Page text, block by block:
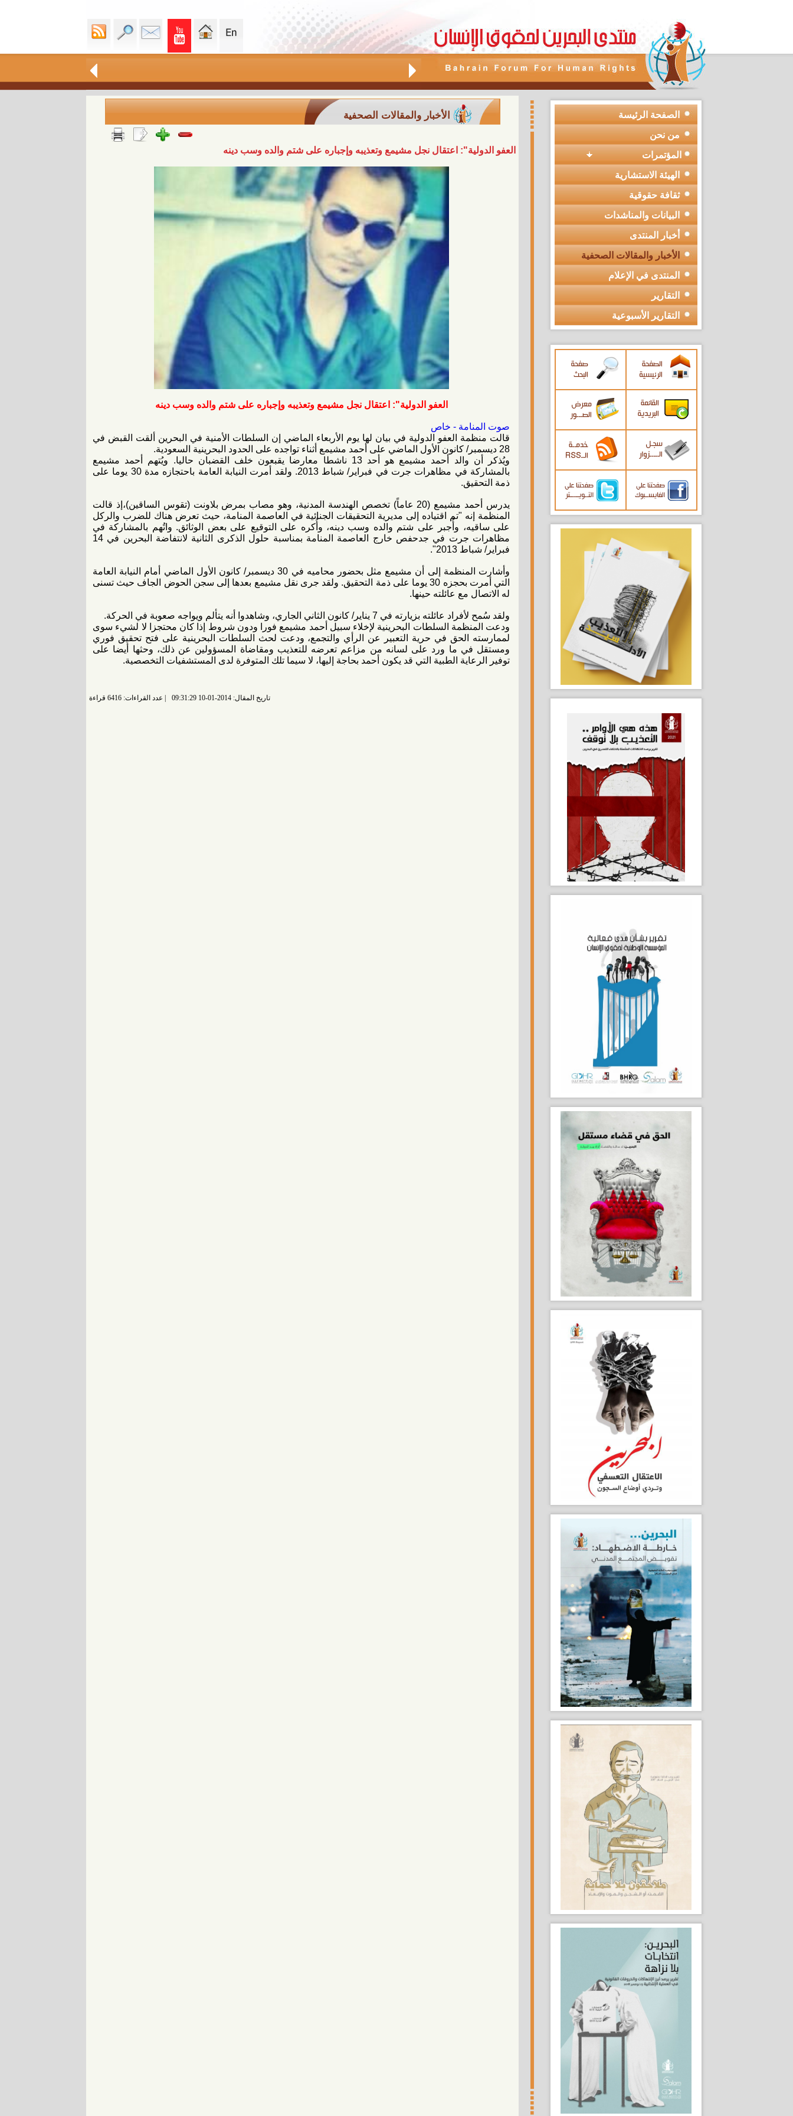
الأخبار والمقالات الصحفية
العفو الدولية": اعتقال نجل مشيمع وتعذيبه وإجباره على شتم والده وسب دينه
العفو الدولية": اعتقال نجل مشيمع وتعذيبه وإجباره على شتم والده وسب دينه
صوت المنامة - خاص
قالت منظمة العفو الدولية في بيان لها يوم الأربعاء الماضي إن السلطات الأمنية في البحرين ألقت القبض في
28 ديسمبر/ كانون الأول الماضي على أحمد مشيمع أثناء تواجده على الحدود البحرينية السعودية.
ويُذكر أن والد أحمد مشيمع هو أحد 13 ناشطا معارضا يقبعون خلف القضبان حاليا. ويُتهم أحمد مشيمع
بالمشاركة في مظاهرات جرت في فبراير/ شباط 2013. ولقد أمرت النيابة العامة باحتجازه مدة 30 يوما على
ذمة التحقيق.
يدرس أحمد مشيمع (20 عاماً) تخصص الهندسة المدنية، وهو مصاب بمرض بلاونت (تقوس الساقين)،إذ قالت
المنظمة إنه "تم اقتياده إلى مديرية التحقيقات الجنائية في العاصمة المنامة، حيث تعرض هناك للضرب والركل
على ساقيه، وأُجبر على شتم والده وسب دينه، وأُكره على التوقيع على بعض الوثائق. واتُهم بالمشاركة في
مظاهرات جرت في جدحفص خارج العاصمة المنامة بمناسبة حلول الذكرى الثانية لانتفاضة البحرين في 14
فبراير/ شباط 2013".
وأشارت المنظمة إلى أن مشيمع مثل بحضور محاميه في 30 ديسمبر/ كانون الأول الماضي أمام النيابة العامة
التي أمرت بحجزه 30 يوما على ذمة التحقيق. ولقد جرى نقل مشيمع بعدها إلى سجن الحوض الجاف حيث تسنى
له الاتصال مع عائلته حينها.
ولقد سُمح لأفراد عائلته بزيارته في 7 يناير/ كانون الثاني الجاري، وشاهدوا أنه يتألم ويواجه صعوبة في الحركة.
ودعت المنظمة السلطات البحرينية لإخلاء سبيل أحمد مشيمع فورا ودون شروط إذا كان محتجزا لا لشيء سوى
لممارسته الحق في حرية التعبير عن الرأي والتجمع، ودعت لحث السلطات البحرينية على فتح تحقيق فوري
ومستقل في ما ورد على لسانه من مزاعم تعرضه للتعذيب ومقاضاة المسؤولين عن ذلك، وحثها أيضا على
توفير الرعاية الطبية التي قد يكون أحمد بحاجة إليها، لا سيما تلك المتوفرة لدى المستشفيات التخصصية.
تاريخ المقال: 2014-01-10 09:31:29
الصفحة الرئيسة
من نحن
المؤتمرات
الهيئة الاستشارية
ثقافة حقوقية
البيانات والمناشدات
أخبار المنتدى
الأخبار والمقالات الصحفية
المنتدى في الإعلام
التقارير
التقارير الأسبوعية